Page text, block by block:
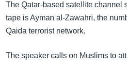
ညွန်း
စာမျက်နှာ
သို့
ကြည့်
Learning English
ဗွီအိုအေ လူမှုကွန်ယက်များ
The Qatar-based satellite channel
tape is Ayman al-Zawahri, the
Qaida terrorist network.
The speaker calls on Muslims to